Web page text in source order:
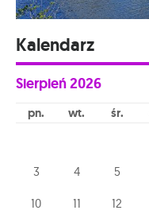
Kalendarz
Sierpień2026
pn wt śr
3 4 5
10 11 12